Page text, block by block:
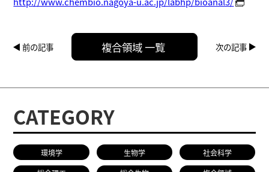
前の記事 複合領域 一覧 次の記事
CATEGORY
環境学 生物学 社会科学